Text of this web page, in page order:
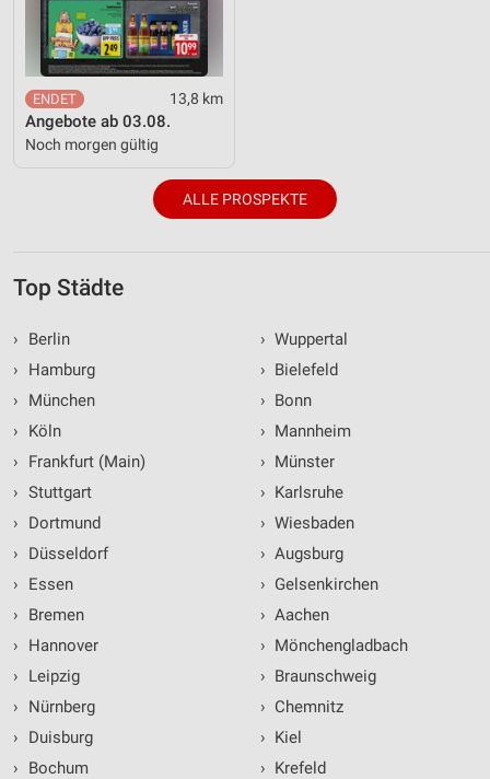
13,8 km
Angebote ab 03.08.
Noch morgen gültig
ALLE PROSPEKTE
Top Städte
›
Berlin
›
Hamburg
›
München
›
Köln
›
Frankfurt (Main)
› Stuttgart
›
Dortmund
›
Düsseldorf
›
Essen
›
Bremen
›
Hannover
›
Leipzig
›
Nürnberg
›
Duisburg
›
Bochum
› Wuppertal
› Bielefeld
› Bonn
› Mannheim
› Münster
› Karlsruhe
› Wiesbaden
› Augsburg
› Gelsenkirchen
› Aachen
› Mönchengladbach
› Braunschweig
› Chemnitz
› Kiel
› Krefeld